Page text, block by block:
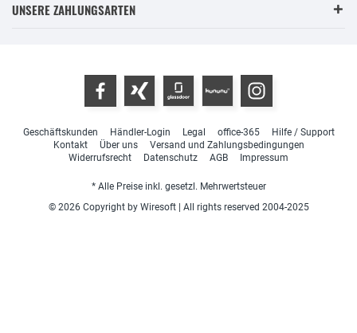
UNSERE ZAHLUNGSARTEN
Geschäftskunden Händler-Login Legal office-365
Hilfe / Support
Kontakt
Über uns
Versand und Zahlungsbedingungen
Widerrufsrecht
Datenschutz AGB Impressum
* Alle Preise inkl. gesetzl. Mehrwertsteuer
© 2026 Copyright by Wiresoft | All rights reserved 2004-2025